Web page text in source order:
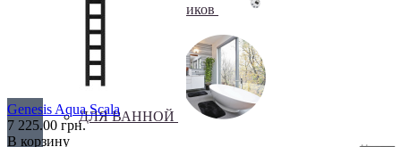
Все для полотенчиков
ДЛЯ ВАННОЙ
Genesis Aqua Scala
7 225.00 грн.
В корзину